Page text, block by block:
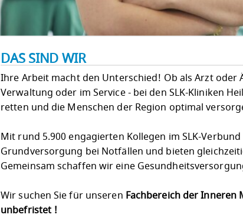
DAS SIND WIR
Ihre Arbeit macht den Unterschied! Ob als Arzt oder
Verwaltung oder im Service - bei den SLK-Kliniken
retten und die Menschen der Region optimal
Mit rund 5.900 engagierten Kollegen im SLK-
Grundversorgung bei Notfällen und bieten
Gemeinsam schaffen wir eine
Wir suchen Sie für unseren Fachbereich der Inneren
unbefristet !